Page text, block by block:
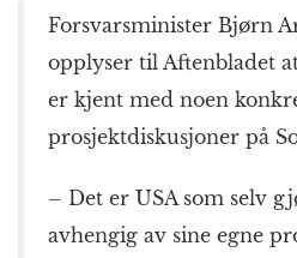
Forsvarsminister Bjørn
opplyser til Aftenbladet
er kjent med noen
prosjektdiskusjoner på
– Det er USA som selv
avhengig av sine egne